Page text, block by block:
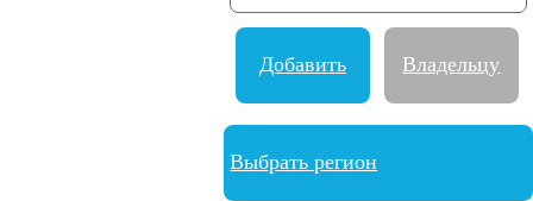
Добавить Владельцу
Выбрать регион